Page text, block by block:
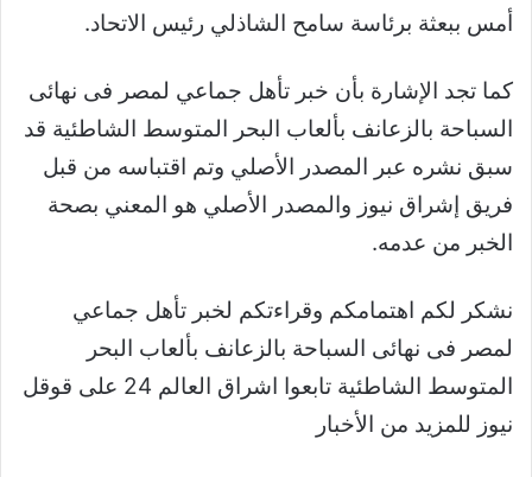
أمس ببعثة برئاسة سامح الشاذلي رئيس الاتحاد.
كما تجد الإشارة بأن خبر تأهل جماعي لمصر فى نهائى
السباحة بالزعانف بألعاب البحر المتوسط الشاطئية قد
سبق نشره عبر المصدر الأصلي وتم اقتباسه من قبل
فريق إشراق نيوز والمصدر الأصلي هو المعني بصحة
الخبر من عدمه.
نشكر لكم اهتمامكم وقراءتكم لخبر تأهل جماعي
لمصر فى نهائى السباحة بالزعانف بألعاب البحر
المتوسط الشاطئية تابعوا اشراق العالم 24 على قوقل
نيوز للمزيد من الأخبار